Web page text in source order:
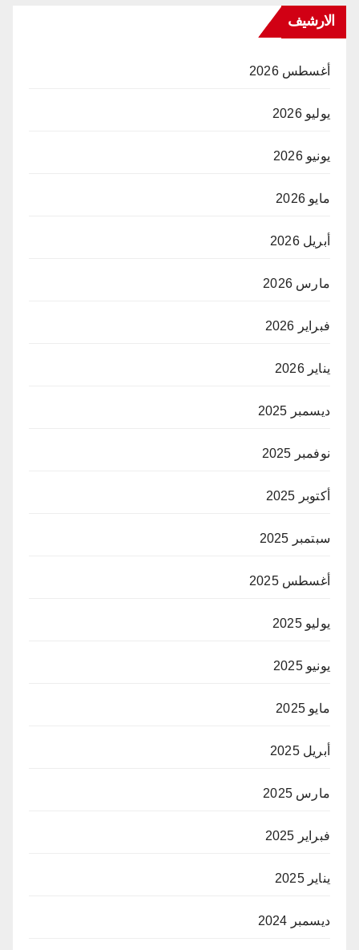
الارشيف
أغسطس 2026
يوليو 2026
يونيو 2026
مايو 2026
أبريل 2026
مارس 2026
فبراير 2026
يناير 2026
ديسمبر 2025
نوفمبر 2025
أكتوبر 2025
سبتمبر 2025
أغسطس 2025
يوليو 2025
يونيو 2025
مايو 2025
أبريل 2025
مارس 2025
فبراير 2025
يناير 2025
ديسمبر 2024